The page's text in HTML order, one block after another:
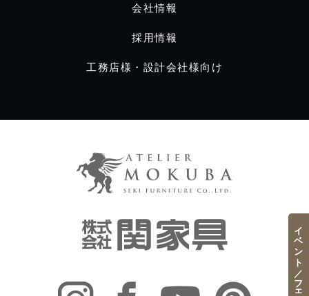
会社情報
採用情報
工務店様・設計会社様向け
イベント／フェア